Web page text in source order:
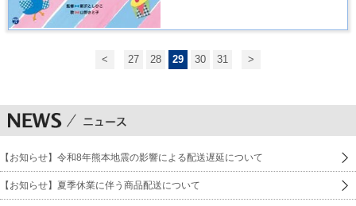
< 27 28 29 30 31 >
【お知らせ】令和8年熊本地震の影響による配送遅延について
【お知らせ】夏季休業に伴う商品配送について